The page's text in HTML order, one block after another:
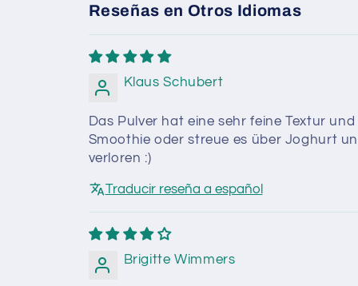
Reseñas en Otros Idiomas
Klaus Schubert
Das Pulver hat eine sehr feine Textur
Smoothie oder streue es über Joghurt
verloren :)
Traducir reseña a español
Brigitte Wimmers